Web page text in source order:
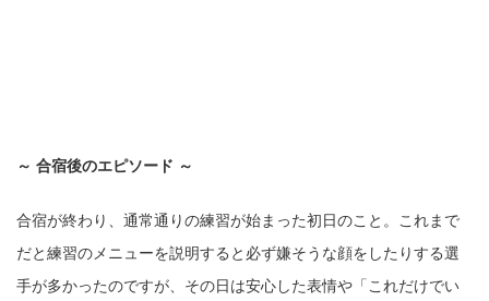
～ 合宿後のエピソード ～
合宿が終わり、通常通りの練習が始まった初日のこと。これまで
だと練習のメニューを説明すると必ず嫌そうな顔をしたりする選
手が多かったのですが、その日は安心した表情や「これだけでい